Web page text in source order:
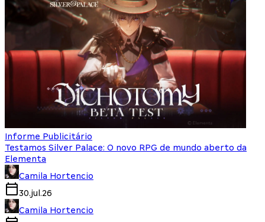
Informe Publicitário
Testamos Silver Palace: O novo RPG de mundo aberto da
Elementa
Camila Hortencio
30.jul.26
Camila Hortencio